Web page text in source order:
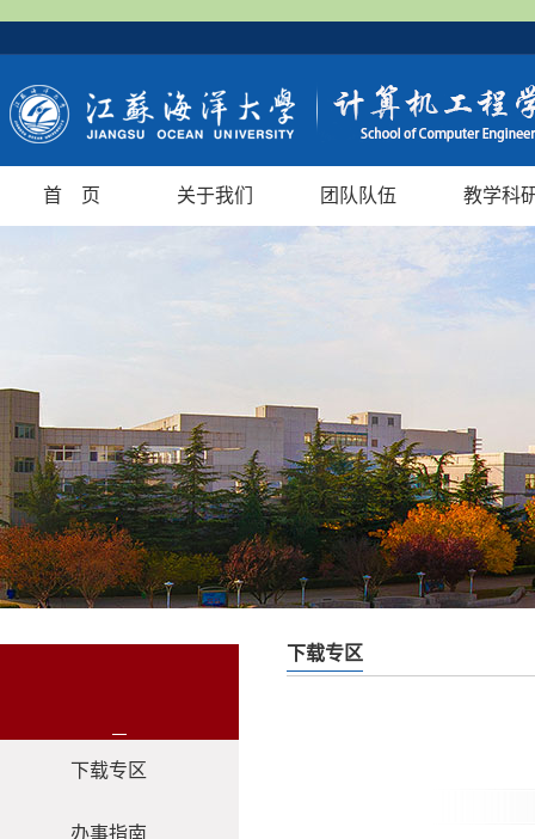
首 页 关于我们 团队队伍 教学科
下载专区
办事指南
下载专区